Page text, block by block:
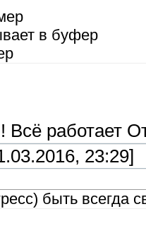
в буфер
Всё работает
23:29]
быть всегда